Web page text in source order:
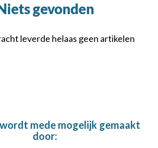
gevonden
leverde helaas geen artikelen
wordt mede mogelijk gemaakt
door: